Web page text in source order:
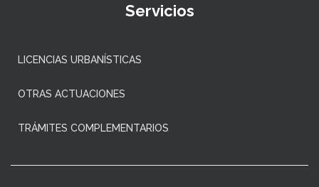
Servicios
LICENCIAS URBANÍSTICAS
OTRAS ACTUACIONES
TRÁMITES COMPLEMENTARIOS